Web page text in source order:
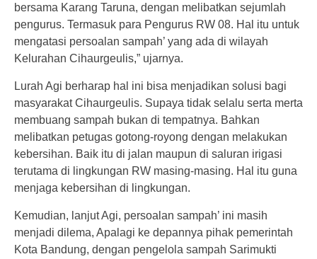
bersama Karang Taruna, dengan melibatkan sejumlah
pengurus. Termasuk para Pengurus RW 08. Hal itu untuk
mengatasi persoalan sampah’ yang ada di wilayah
Kelurahan Cihaurgeulis,” ujarnya.
Lurah Agi berharap hal ini bisa menjadikan solusi bagi
masyarakat Cihaurgeulis. Supaya tidak selalu serta merta
membuang sampah bukan di tempatnya. Bahkan
melibatkan petugas gotong-royong dengan melakukan
kebersihan. Baik itu di jalan maupun di saluran irigasi
terutama di lingkungan RW masing-masing. Hal itu guna
menjaga kebersihan di lingkungan.
Kemudian, lanjut Agi, persoalan sampah’ ini masih
menjadi dilema, Apalagi ke depannya pihak pemerintah
Kota Bandung, dengan pengelola sampah Sarimukti